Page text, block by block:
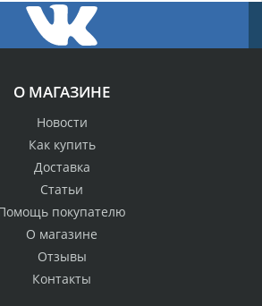
О МАГАЗИНЕ
Новости
Как купить
Доставка
Статьи
покупателю
О магазине
Отзывы
Контакты